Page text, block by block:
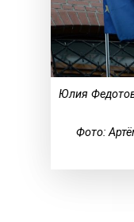
Юлия
Фото: